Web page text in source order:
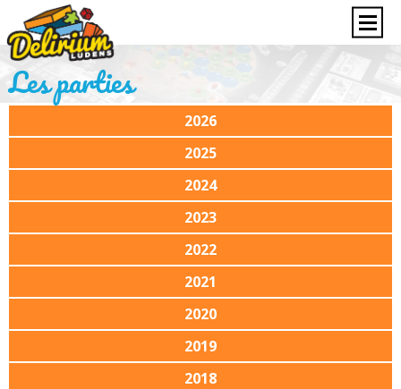
Les parties
2026
2025
2024
2023
2022
2021
2020
2019
2018